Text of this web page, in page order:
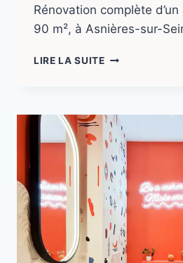
Rénovation complète
90 m², à Asnières-sur-
LIRE LA SUITE